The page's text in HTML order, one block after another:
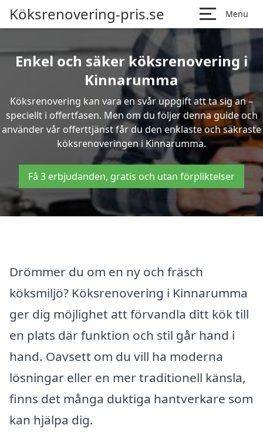
Köksrenovering-pris.se Menu
Enkel och säker köksrenovering i
Kinnarumma
Köksrenovering kan vara en svår uppgift att ta sig an –
speciellt i offertfasen. Men om du följer denna guide och
använder vår offerttjänst får du den enklaste och säkraste
köksrenoveringen i Kinnarumma.
Få 3 erbjudanden, gratis och utan förpliktelser
Drömmer du om en ny och fräsch
köksmiljö? Köksrenovering i Kinnarumma
ger dig möjlighet att förvandla ditt kök till
en plats där funktion och stil går hand i
hand. Oavsett om du vill ha moderna
lösningar eller en mer traditionell känsla,
finns det många duktiga hantverkare som
kan hjälpa dig.